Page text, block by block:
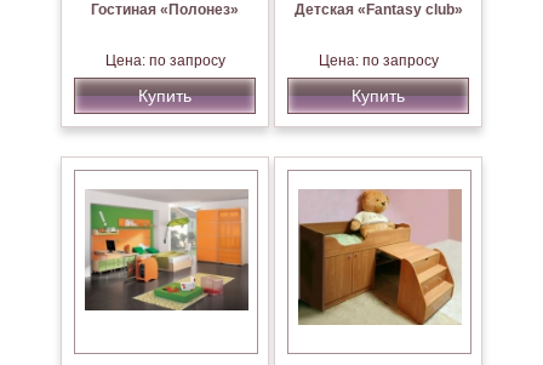
Гостиная «Полонез»
Цена: по запросу
Купить
Детская «Fantasy club»
Цена: по запросу
Купить